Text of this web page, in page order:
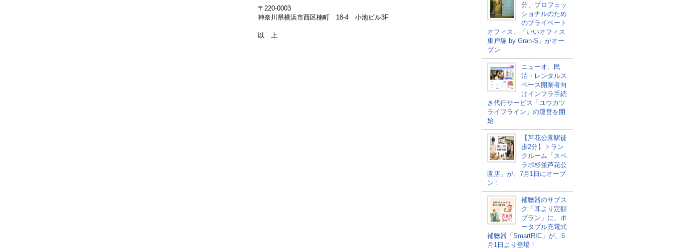
〒220-0003
神奈川県横浜市西区楠町 18-4 小池ビル3F
以 上
分、プロフェッ
ショナルのため
のプライベート
オフィス、「いいオフィス
東戸塚 by Gran-S」がオー
プン
ニューオ、民
泊・レンタルス
ペース開業者向
けインフラ手続
き代行サービス「ユウカツ
ライフライン」の運営を開
始
【芦花公園駅徒
歩2分】トラン
クルーム「スペ
ラボ杉並芦花公
園店」が、7月1日にオープ
ン！
補聴器のサブス
ク「耳より定額
プラン」に、ポ
ータブル充電式
補聴器「SmartRIC」が、6
月1日より登場！